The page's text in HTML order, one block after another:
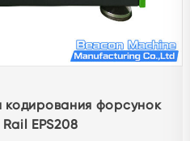
кодирования форсунок
EPS208